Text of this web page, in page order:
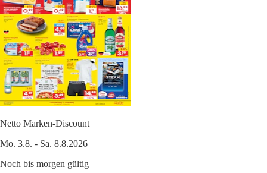
Netto Marken-Discount
Mo. 3.8. - Sa. 8.8.2026
Noch bis morgen gültig